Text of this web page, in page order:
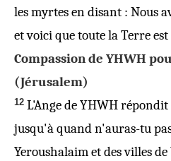
les myrtes en disant : Nous
et voici que toute la Terre
Compassion de YHWH
(Jérusalem)
12 L'Ange de YHWH
jusqu'à quand n'auras-tu
Yeroushalaim et des villes